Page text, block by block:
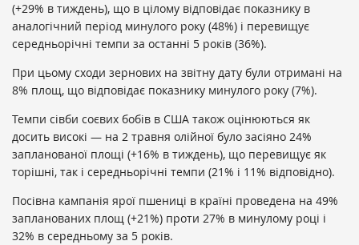
(+29% в тиждень), що в цілому відповідає показнику в
аналогічний період минулого року (48%) і перевищує
середньорічні темпи за останні 5 років (36%).
При цьому сходи зернових на звітну дату були отримані на
8% площ, що відповідає показнику минулого року (7%).
Темпи сівби соєвих бобів в США також оцінюються як
досить високі — на 2 травня олійної було засіяно 24%
запланованої площі (+16% в тиждень), що перевищує як
торішні, так і середньорічні темпи (21% і 11% відповідно).
Посівна кампанія ярої пшениці в країні проведена на 49%
запланованих площ (+21%) проти 27% в минулому році і
32% в середньому за 5 років.